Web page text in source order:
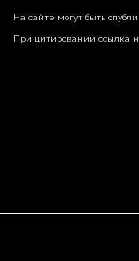
На сайте могут быть
При цитировании ссылка